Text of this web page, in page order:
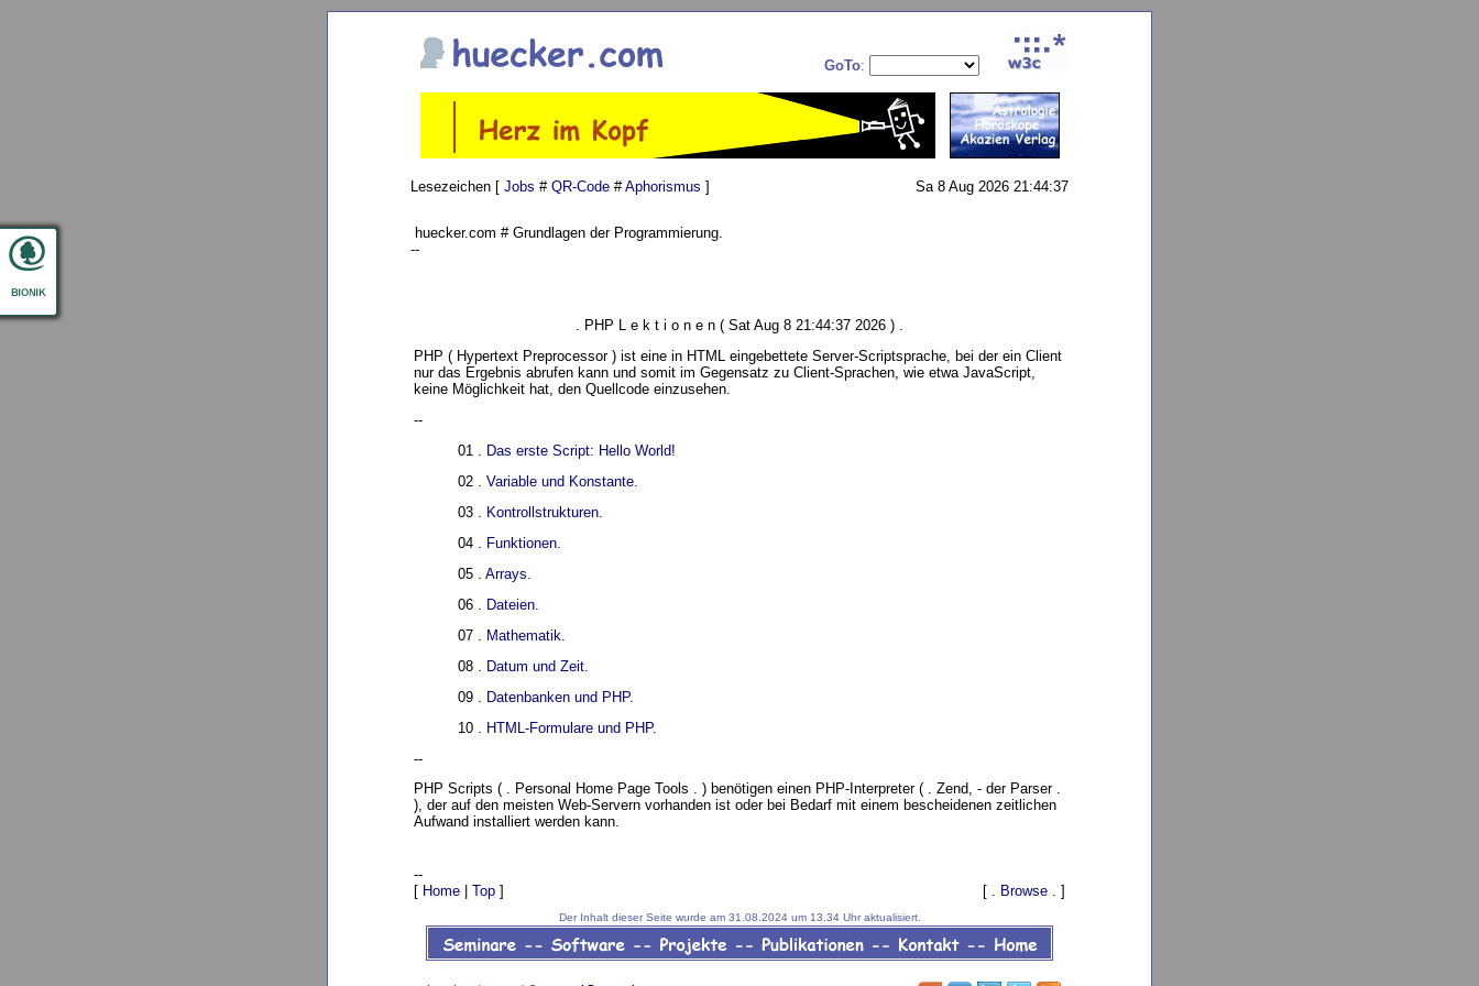
GoTo:
Lesezeichen [ Jobs # QR-Code #Aphorismus ] Sa 8 Aug 2026 21:44:37
huecker.com # Grundlagen der Programmierung.
--
. PHP L e k t i o n e n ( Sat Aug 8 21:44:37 2026 ) .
PHP ( Hypertext Preprocessor ) ist eine in HTML eingebettete Server-Scriptsprache, bei der ein Client
nur das Ergebnis abrufen kann und somit im Gegensatz zu Client-Sprachen, wie etwa JavaScript,
keine Möglichkeit hat, den Quellcode einzusehen.
--
01 . Das erste Script: Hello World!
02 . Variable und Konstante.
03 . Kontrollstrukturen.
04 . Funktionen.
05 . Arrays.
06 . Dateien.
07 . Mathematik.
08 . Datum und Zeit.
09 . Datenbanken und PHP.
10 . HTML-Formulare und PHP.
--
PHP Scripts ( . Personal Home Page Tools . ) benötigen einen PHP-Interpreter ( . Zend, - der Parser .
), der auf den meisten Web-Servern vorhanden ist oder bei Bedarf mit einem bescheidenen zeitlichen
Aufwand installiert werden kann.
--
[ Home Top ] [ . Browse . ]
Der Inhalt dieser Seite wurde am 31.08.2024 um 13.34 Uhr aktualisiert.